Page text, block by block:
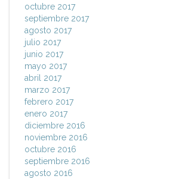
octubre 2017
septiembre 2017
agosto 2017
julio 2017
junio 2017
mayo 2017
abril 2017
marzo 2017
febrero 2017
enero 2017
diciembre 2016
noviembre 2016
octubre 2016
septiembre 2016
agosto 2016